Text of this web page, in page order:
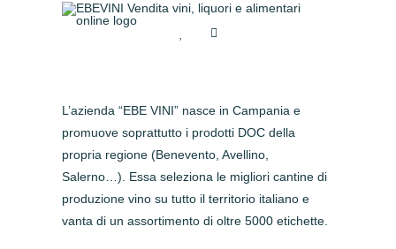
L’azienda “EBE VINI” nasce in Campania e
promuove soprattutto i prodotti DOC della
propria regione (Benevento, Avellino,
Salerno…). Essa seleziona le migliori cantine di
produzione vino su tutto il territorio italiano e
vanta di un assortimento di oltre 5000 etichette.